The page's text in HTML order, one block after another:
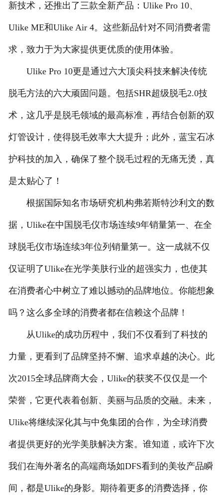
新技术，还推出了三款全新产品：Ulike Pro 10、
Ulike ME和Ulike Air 4。这些新品针对不同消费者需
求，致力于为大家提供更优质的使用体验。
Ulike Pro 10更是通过六大顶尖科技来解决传统
脱毛方法的六大顽固问题。包括SHR超级脱毛2.0技
术，这几乎是脱毛领域的最高标准，再结合创新的双
灯管设计，使得脱毛效率大大提升；此外，蓝宝石冰
护科技的加入，确保了整个脱毛过程的无痛无烫，真
是太贴心了！
根据国际知名市场研究机构弗若斯特沙利文的数
据，Ulike在中国脱毛仪市场连续9年销量第一、在全
球脱毛仪市场连续3年位列销量第一。这一成就不仅
仅证明了Ulike在光学美肤行业的超强实力，也使其
在消费者心中树立了难以撼动的品牌地位。你能想象
吗？这么多全球的消费者都在信赖这个品牌！
从Ulike的成功历程中，我们不仅看到了科技的
力量，更看到了品牌坚持不懈、追求卓越的决心。此
次2015全球品牌商大会，Ulike的获奖不仅仅是一个
荣誉，它更代表着创新、美丽与品质的交融。未来，
Ulike将继续深化其与中免集团的合作，为全球消费
者提供更好的光学美肤解决方案。谁知道，或许下次
我们在海外著名的高端商场如DFS看到的美妆产品瞬
间，都是Ulike的身影。期待着更多的消费选择，你